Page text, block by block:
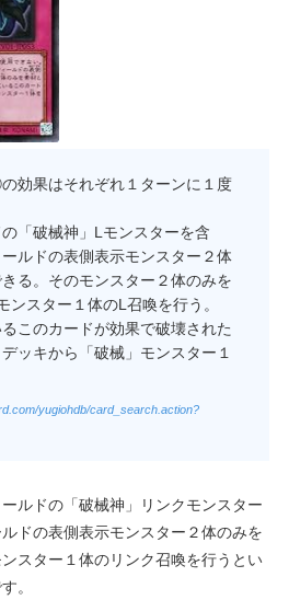
効果はそれぞれ１ターンに１度
「破械神」Lモンスターを含
ルドの表側表示モンスター２体
る。そのモンスター２体のみを
ンスター１体のL召喚を行う。
このカードが効果で破壊された
ッキから「破械」モンスター１
yugiohdb/card_search.action?
ルドの「破械神」リンクモンスター
ドの表側表示モンスター２体のみを
スター１体のリンク召喚を行うとい
。